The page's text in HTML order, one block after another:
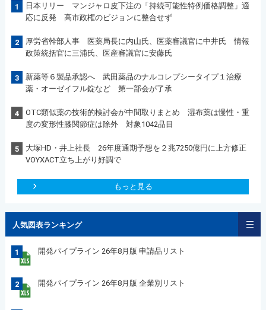
1
日本リリー マンジャロ皮下注の「持続可能性特例価格調整」適
応に反発 高市政権のビジョンに整合せず
2
厚労省幹部人事 医薬局長に内山氏、医薬審議官に中井氏 情報
政策統括官に三浦氏、医産審議官に安藤氏
3
新薬等６製品承認へ 武田薬品のナルコレプシータイプ１治療
薬・オーゼイフル錠など 第一部会が了承
4
OTC類似薬の技術的検討会が中間取りまとめ 湿布薬は慢性・重
度の変形性膝関節症は除外 対象1042品目
5
大塚HD・井上社長 26年度通期予想を２兆7250億円に上方修正
VOYXACT立ち上がり好調で
もっと見る
人気図表ランキング
1 開発パイプライン 26年8月版 申請品リスト
2 開発パイプライン 26年8月版 企業別リスト